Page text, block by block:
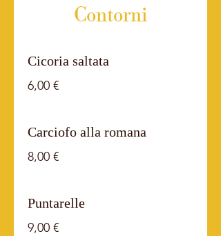
Contorni
Cicoria saltata
6,00 €
Carciofo alla romana
8,00 €
Puntarelle
9,00 €